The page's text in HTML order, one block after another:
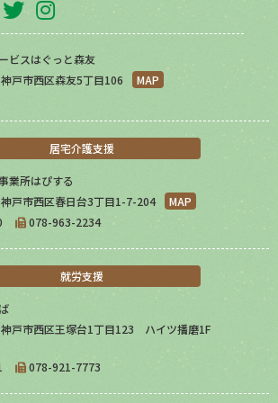
ビスはぐっと森友
戸市西区森友5丁目106
MAP
居宅介護支援
業所はぴする
戸市西区春日台3丁目1-7-204
MAP
078-963-2234
就労支援
戸市西区王塚台1丁目123 ハイツ播磨1F
078-921-7773